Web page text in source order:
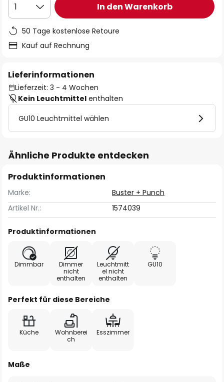
1 In den Warenkorb
50 Tage kostenlose Retoure
Kauf auf Rechnung
Lieferinformationen
Lieferzeit: 3 - 4 Wochen
Kein Leuchtmittel enthalten
GU10 Leuchtmittel wählen
Ähnliche Produkte entdecken
Produktinformationen
Marke:
Buster + Punch
Artikel Nr.:
1574039
Produktinformationen
Dimmbar
Dimmer
nicht
enthalten
Leuchtmitt
el nicht
enthalten
GU10
Perfekt für diese Bereiche
Küche
Wohnberei
ch
Esszimmer
Maße